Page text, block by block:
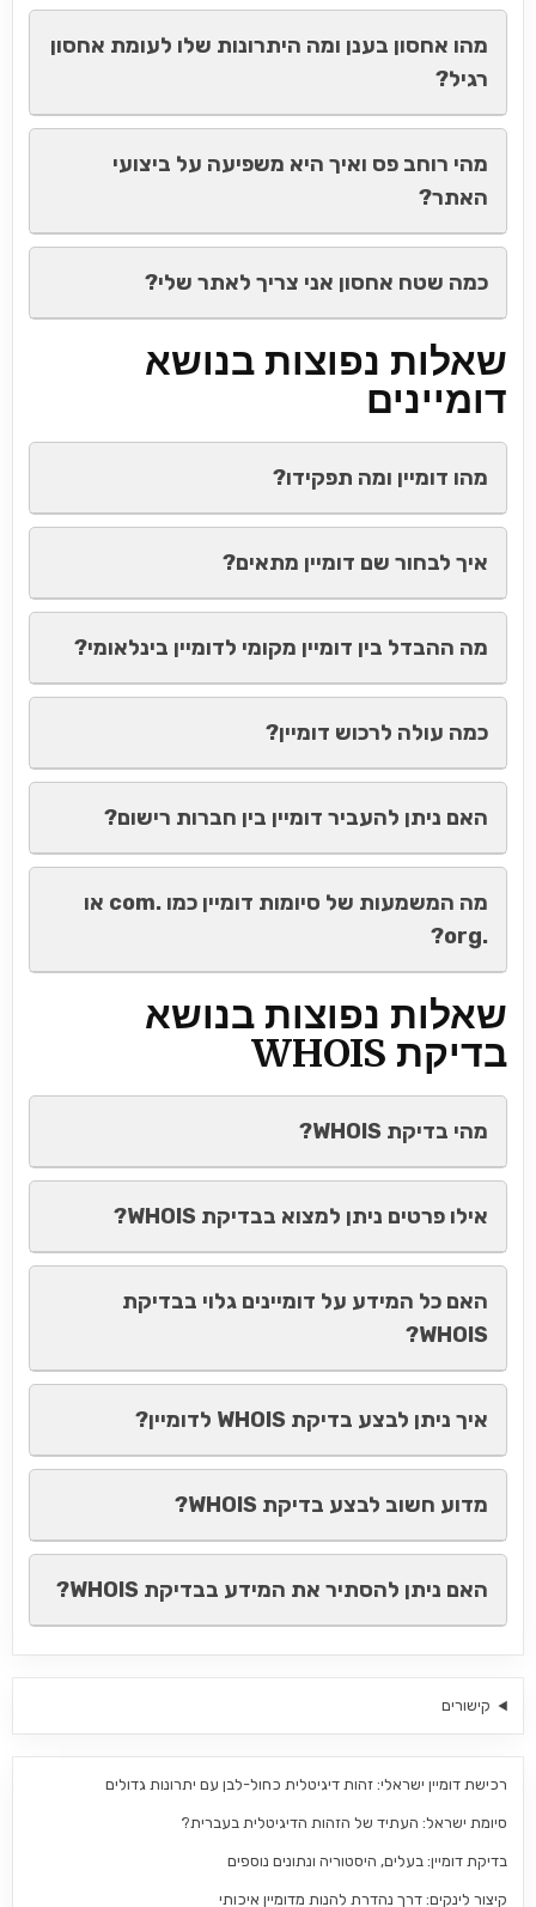
מהו אחסון בענן ומה היתרונות שלו לעומת אחסון
רגיל?
מהי רוחב פס ואיך היא משפיעה על ביצועי
האתר?
כמה שטח אחסון אני צריך לאתר שלי?
שאלות נפוצות בנושא
דומיינים
מהו דומיין ומה תפקידו?
איך לבחור שם דומיין מתאים?
מה ההבדל בין דומיין מקומי לדומיין בינלאומי?
כמה עולה לרכוש דומיין?
האם ניתן להעביר דומיין בין חברות רישום?
מה המשמעות של סיומות דומיין כמו .com או
.org?
שאלות נפוצות בנושא
בדיקת WHOIS
מהי בדיקת WHOIS?
אילו פרטים ניתן למצוא בבדיקת WHOIS?
האם כל המידע על דומיינים גלוי בבדיקת
WHOIS?
איך ניתן לבצע בדיקת WHOIS לדומיין?
מדוע חשוב לבצע בדיקת WHOIS?
האם ניתן להסתיר את המידע בבדיקת WHOIS?
קישורים
רכישת דומיין ישראלי: זהות דיגיטלית כחול-לבן עם יתרונות גדולים
סיומת ישראל: העתיד של הזהות הדיגיטלית בעברית?
בדיקת דומיין: בעלים, היסטוריה ונתונים נוספים
קיצור לינקים: דרך נהדרת להנות מדומיין איכותי